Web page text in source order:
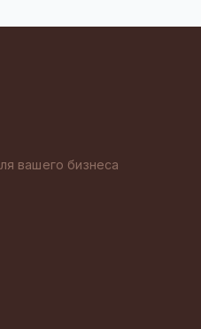
вашего бизнеса